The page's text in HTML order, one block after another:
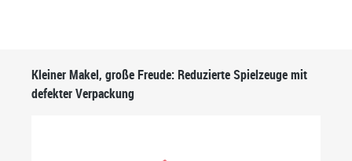
Produktgalerie überspringen
Kleiner Makel, große Freude: Reduzierte Spielzeuge mit
defekter Verpackung